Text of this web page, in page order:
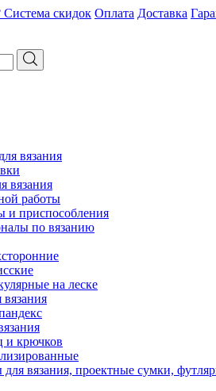
Система скидок Оплата Доставка
вязания
вязания
работы
и приспособления
по вязанию
на леске
и крючков
для вязания, проектные сумки,